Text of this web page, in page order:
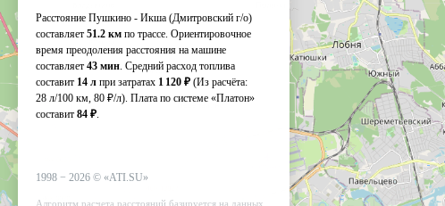
Расстояние Пушкино - Икша (Дмитровский г/о)
составляет 51.2 км по трассе. Ориентировочное
время преодоления расстояния на машине
составляет 43 мин. Средний расход топлива
составит 14 л при затратах 1 120 ₽ (Из расчёта:
28 л/100 км, 80 ₽/л). Плата по системе «Платон»
составит 84 ₽.
1998 − 2026 © «ATI.SU»
Алгоритм расчета расстояний базируется на данных,